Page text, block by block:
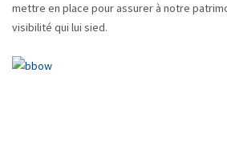
mettre en place pour assurer à notre
visibilité qui lui sied.